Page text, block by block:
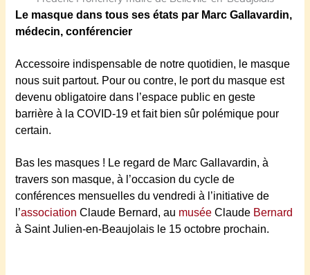
Le masque dans tous ses états par Marc Gallavardin,
médecin, conférencier
Accessoire indispensable de notre quotidien, le masque
nous suit partout. Pour ou contre, le port du masque est
devenu obligatoire dans l’espace public en geste
barrière à la COVID-19 et fait bien sûr polémique pour
certain.
Bas les masques ! Le regard de Marc Gallavardin, à
travers son masque, à l’occasion du cycle de
conférences mensuelles du vendredi à l’initiative de
l’association Claude Bernard, au musée Claude Bernard
à Saint Julien-en-Beaujolais le 15 octobre prochain.